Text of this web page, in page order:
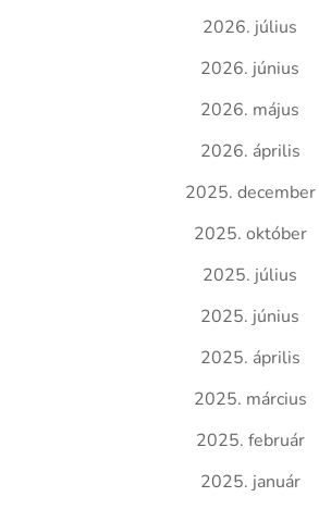
2026. július
2026. június
2026. május
2026. április
2025. december
2025. október
2025. július
2025. június
2025. április
2025. március
2025. február
2025. január